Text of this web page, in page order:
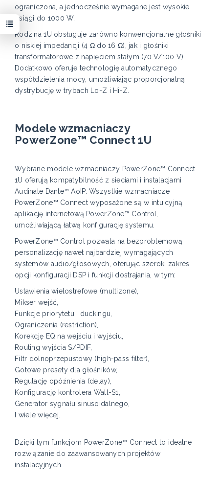
ograniczona, a jednocześnie wymagane jest wysokie
osiągi do 1000 W.
Rodzina 1U obsługuje zarówno konwencjonalne głośniki
o niskiej impedancji (4 Ω do 16 Ω), jak i głośniki
transformatorowe z napięciem stałym (70 V/100 V).
Dodatkowo oferuje technologię automatycznego
współdzielenia mocy, umożliwiając proporcjonalną
dystrybucję w trybach Lo-Z i Hi-Z.
Modele wzmacniaczy
PowerZone™ Connect 1U
Wybrane modele wzmacniaczy PowerZone™ Connect
1U oferują kompatybilność z sieciami i instalacjami
Audinate Dante™ AoIP. Wszystkie wzmacniacze
PowerZone™ Connect wyposażone są w intuicyjną
aplikację internetową PowerZone™ Control,
umożliwiającą łatwą konfigurację systemu.
PowerZone™ Control pozwala na bezproblemową
personalizację nawet najbardziej wymagających
systemów audio/głosowych, oferując szeroki zakres
opcji konfiguracji DSP i funkcji dostrajania, w tym:
Ustawienia wielostrefowe (multizone),
Mikser wejść,
Funkcje priorytetu i duckingu,
Ograniczenia (restriction),
Korekcję EQ na wejściu i wyjściu,
Routing wyjścia S/PDIF,
Filtr dolnoprzepustowy (high-pass filter),
Gotowe presety dla głośników,
Regulację opóźnienia (delay),
Konfigurację kontrolera Wall-S1,
Generator sygnału sinusoidalnego,
I wiele więcej.
Dzięki tym funkcjom PowerZone™ Connect to idealne
rozwiązanie do zaawansowanych projektów
instalacyjnych.